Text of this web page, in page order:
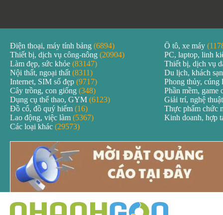
Điện thoại, máy tính bảng (6894) Ô tô, xe máy
Thiết bị, dịch vụ công-nông (20904)
PC, laptop, linh
Làm đẹp, sức khỏe (83147)
Thiết bị, dịch vụ
Nội thất, ngoại thất (8311)
Du lịch, khách
Internet, SIM số đẹp (9717)
Phong thủy, cúng
Cây trồng, con giống (348)
Phần mềm, game
Dụng cụ thể thao, GYM (6123)
Giải trí, nghệ
Đồ cổ, đồ quý hiếm (16)
Thực phẩm chức
Lao động, việc làm (5367)
Kinh doanh, hợp
Các loại khác (29573)